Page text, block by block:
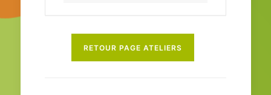
RETOUR PAGE ATELIERS